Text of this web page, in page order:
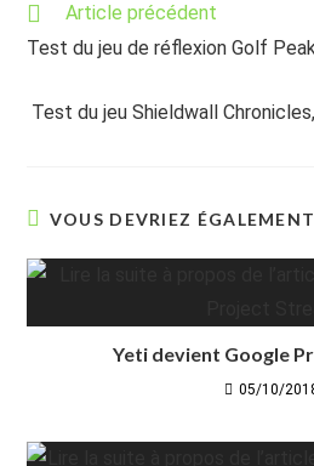
Read
articles
Article précédent
Test du jeu de réflexion Golf
Test du jeu Shieldwall
VOUS DEVRIEZ
Yeti devient Google
05/10/